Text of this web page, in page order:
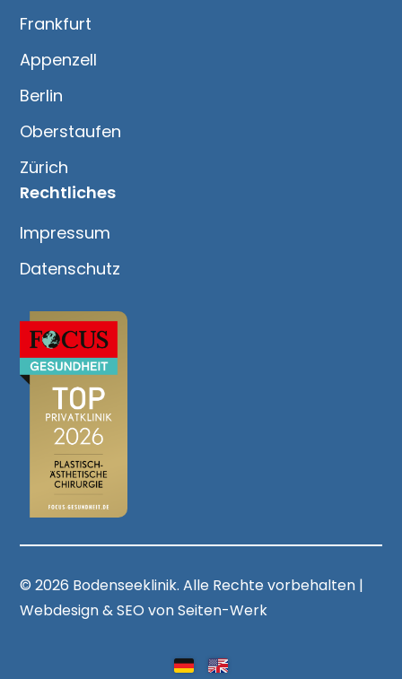
Frankfurt
Appenzell
Berlin
Oberstaufen
Zürich
Rechtliches
Impressum
Datenschutz
© 2026 Bodenseeklinik. Alle Rechte vorbehalten |
Webdesign & SEO von Seiten-Werk